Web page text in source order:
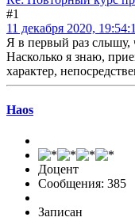
#1
11 декабря 2020,
Я в первый раз слышу,
Насколько я знаю,
характер,
Haos
Доцент
Сообщения: 385
Записан